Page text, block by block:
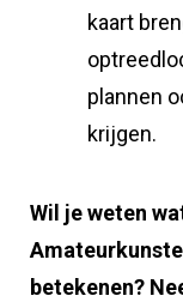
kaart
plannen
krijgen.
Wil je weten
betekenen?